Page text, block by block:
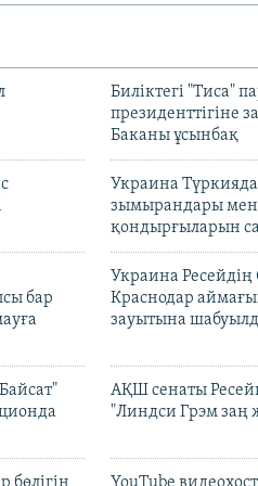
Биліктегі "Тиса"
президенттігіне
Баканы ұсынбақ
Украина
зымырандары мен
қондырғыларын
бар
Украина
Краснодар
зауытына
АҚШ сенаты
"Линдси Грэм заң